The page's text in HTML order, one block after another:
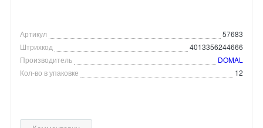
Артикул
57683
Штрихкод
4013356244666
Производитель
DOMAL
Кол-во в упаковке
12